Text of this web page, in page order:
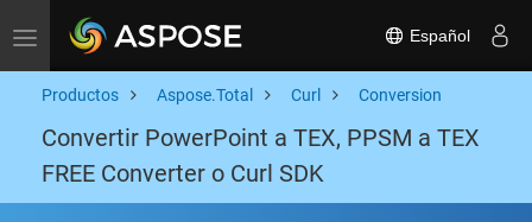
Toggle navigation Español
Productos Aspose.Total Curl Conversion
Convertir PowerPoint a TEX, PPSM a TEX
FREE Converter o Curl SDK